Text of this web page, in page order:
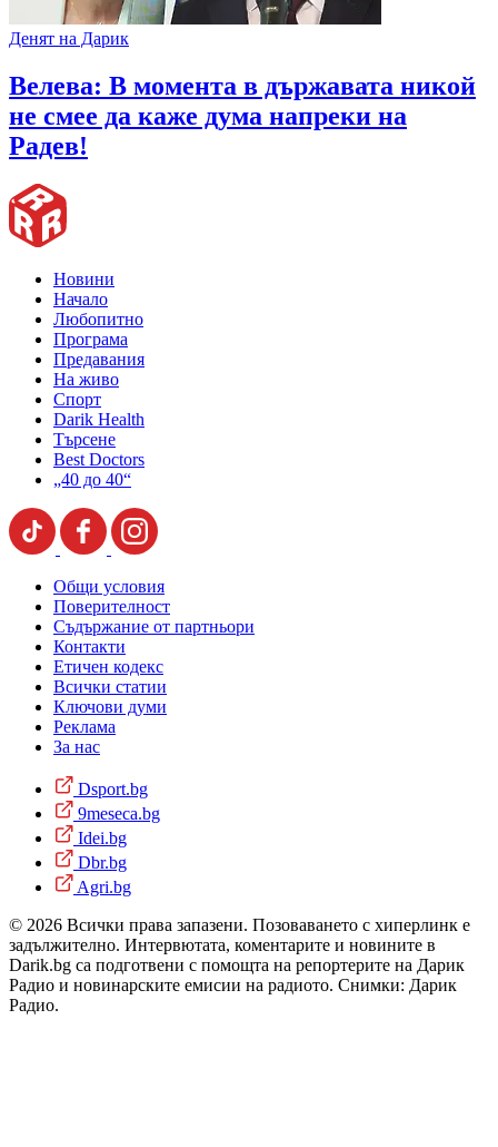
Денят на Дарик
Велева: В момента в държавата никой
не смее да каже дума напреки на
Радев!
Новини
Начало
Любопитно
Програма
Предавания
На живо
Спорт
Darik Health
Търсене
Best Doctors
„40 до 40“
Общи условия
Поверителност
Съдържание от партньори
Контакти
Етичен кодекс
Всички статии
Ключови думи
Реклама
За нас
Dsport.bg
9meseca.bg
Idei.bg
Dbr.bg
Agri.bg
© 2026 Всички права запазени. Позоваването с хиперлинк е
задължително. Интервютата, коментарите и новините в
Darik.bg са подготвени с помощта на репортерите на Дарик
Радио и новинарските емисии на радиото. Снимки: Дарик
Радио.